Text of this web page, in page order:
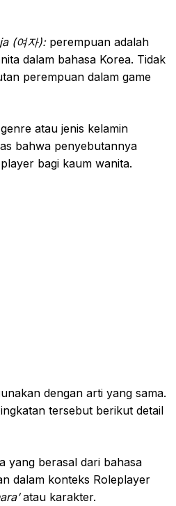
(여자): perempuan adalah
dalam bahasa Korea. Tidak
perempuan dalam game
atau jenis kelamin
bahwa penyebutannya
bagi kaum wanita.
dengan arti yang sama.
tersebut berikut detail
yang berasal dari bahasa
dalam konteks Roleplayer
atau karakter.